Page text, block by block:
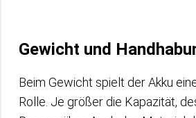
Gewicht und
Beim Gewicht spielt der Akku
Rolle. Je größer die Kapazität,